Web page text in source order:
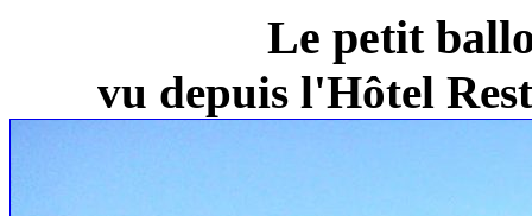
Le petit
vu depuis l'Hôtel